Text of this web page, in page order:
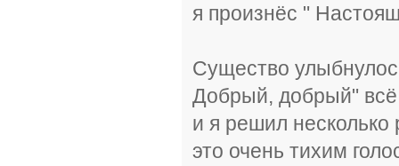
я произнёс "
Существо
Добрый, добрый"
и я решил
это очень тихим